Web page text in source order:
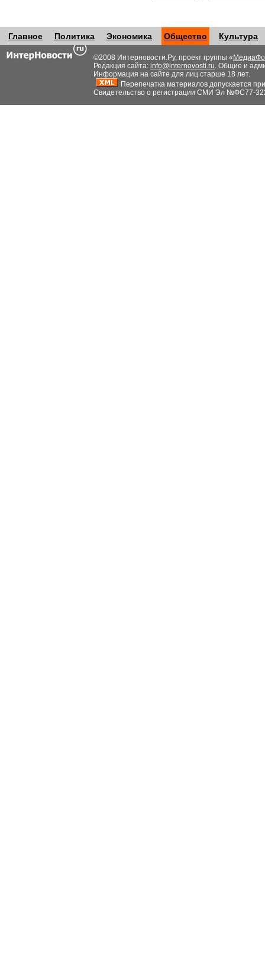
Главное Политика Экономика Общество Культура
©2008 Интерновости.Ру, проект группы «
Редакция сайта: info@internovosti.ru. Общие и
Информация на сайте для лиц старше 18 лет.
Перепечатка материалов допускается
Свидетельство о регистрации СМИ Эл №ФС77-